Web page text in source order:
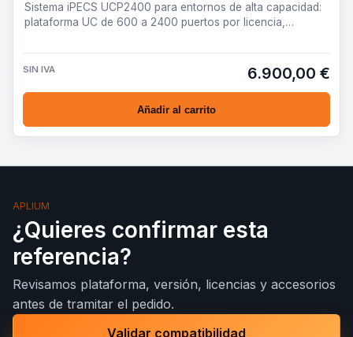
Sistema iPECS UCP2400 para entornos de alta capacidad:
plataforma UC de 600 a 2400 puertos por licencia,
SIN IVA 6.900,00 €
Añadir al carrito
APLIUM
¿Quieres confirmar esta
referencia?
Revisamos plataforma, versión, licencias y accesorios
antes de tramitar el pedido.
Validar compatibilidad